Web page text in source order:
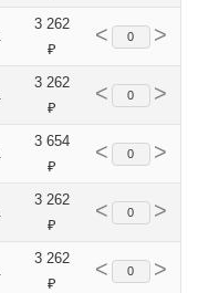
3 262
₽
< >
3 262
₽
< >
3 654
₽
< >
3 262
₽
< >
3 262
₽
< >